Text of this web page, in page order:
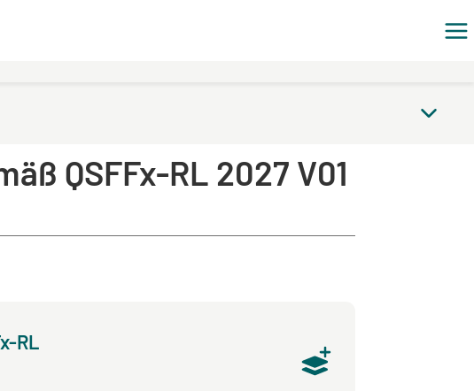
QSFFx-RL 2027 V01
RL